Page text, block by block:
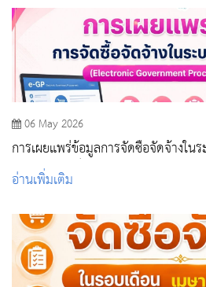
06 May 2026
การเผยแพร่ข้อมูลการจัดซื้อจัดจ้างใน
อิเล็กทรอนิกส์(Electronic
อ่านเพิ่มเติม